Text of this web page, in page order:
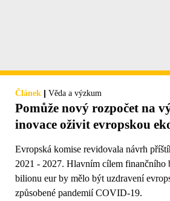
Článek | Věda a výzkum
Pomůže nový rozpočet na
inovace oživit evropskou
Evropská komise revidovala návrh
2021 - 2027. Hlavním cílem finančního
bilionu eur by mělo být uzdravení
způsobené pandemií COVID-19.